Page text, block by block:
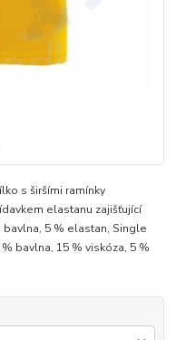
s širšími ramínky
elastanu zajišťující
5 % elastan, Single
bavlna, 15 % viskóza, 5 %